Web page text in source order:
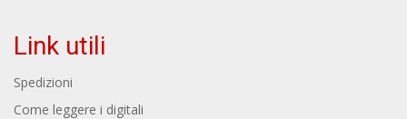
Link utili
Spedizioni
Come leggere i digitali